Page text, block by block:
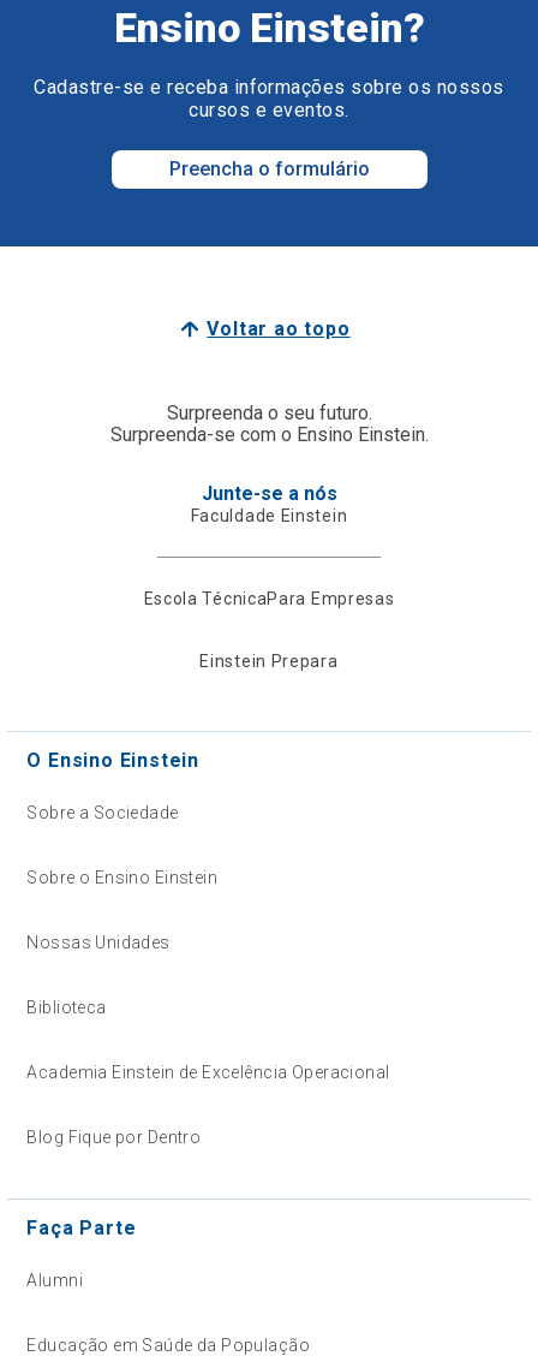
Ensino Einstein?
Cadastre-se e receba informações sobre os nossos
cursos e eventos.
Preencha o formulário
Voltar ao topo
Surpreenda o seu futuro.
Surpreenda-se com o Ensino Einstein.
Junte-se a nós
Faculdade Einstein
Escola TécnicaPara Empresas
Einstein Prepara
O Ensino Einstein
Sobre a Sociedade
Sobre o Ensino Einstein
Nossas Unidades
Biblioteca
Academia Einstein de Excelência Operacional
Blog Fique por Dentro
Faça Parte
Alumni
Educação em Saúde da População